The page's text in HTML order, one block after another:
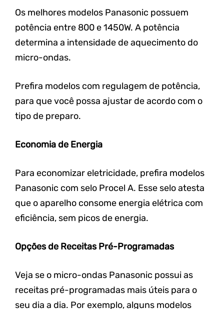
Os melhores modelos Panasonic possuem
potência entre 800 e 1450W. A potência
determina a intensidade de aquecimento do
micro-ondas.
Prefira modelos com regulagem de potência,
para que você possa ajustar de acordo com o
tipo de preparo.
Economia de Energia
Para economizar eletricidade, prefira modelos
Panasonic com selo Procel A. Esse selo atesta
que o aparelho consome energia elétrica com
eficiência, sem picos de energia.
Opções de Receitas Pré-Programadas
Veja se o micro-ondas Panasonic possui as
receitas pré-programadas mais úteis para o
seu dia a dia. Por exemplo, alguns modelos